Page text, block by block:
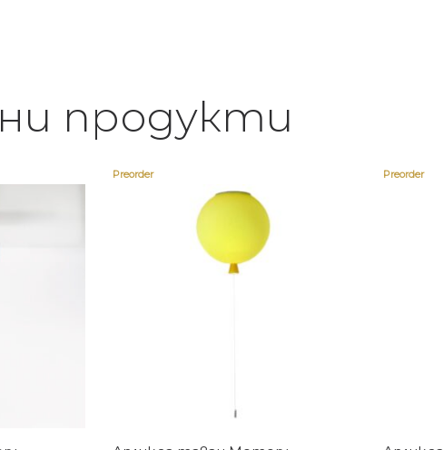
продукти
Preorder Preorder